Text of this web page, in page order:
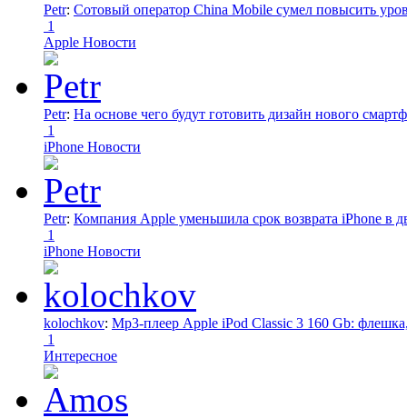
Petr: Сотовый оператор China Mobile сумел повысить
1
Apple Новости
Petr: На основе чего будут готовить дизайн нового
1
iPhone Новости
Petr: Компания Apple уменьшила срок возврата iPhone в
1
iPhone Новости
kolochkov: Mp3-плеер Apple iPod Classic 3 160 Gb:
1
Интересное